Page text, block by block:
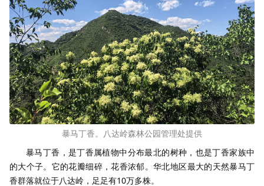
暴马丁香。八达岭森林公园管理处提供
暴马丁香，是丁香属植物中分布最北的树种，也是丁香家族中
的大个子。它的花瓣细碎，花香浓郁。华北地区最大的天然暴马丁
香群落就位于八达岭，足足有10万多株。